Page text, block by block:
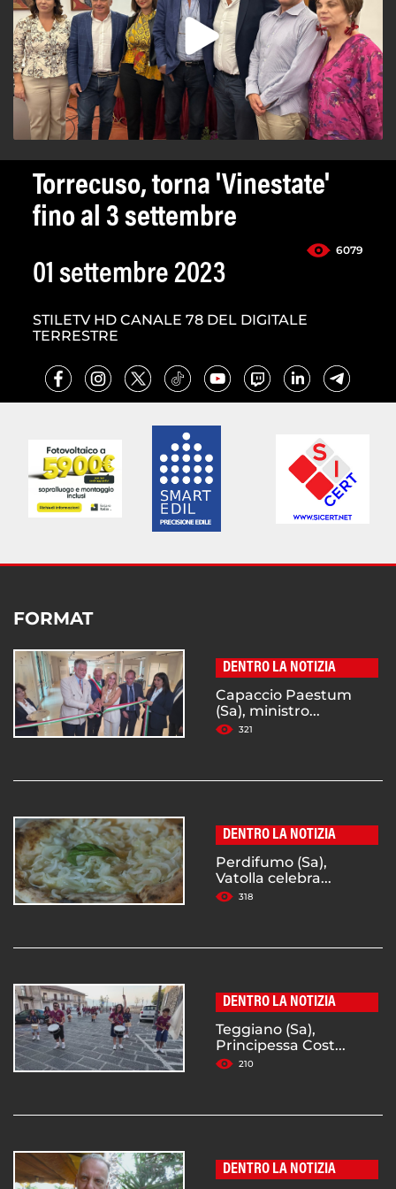
Torrecuso, torna 'Vinestate'
fino al 3 settembre
6079
01 settembre 2023
STILETV HD CANALE 78 DEL DIGITALE
TERRESTRE
FORMAT
DENTRO LA NOTIZIA
Capaccio Paestum
(Sa), ministro...
321
DENTRO LA NOTIZIA
Perdifumo (Sa),
Vatolla celebra...
318
DENTRO LA NOTIZIA
Teggiano (Sa),
Principessa Cost...
210
DENTRO LA NOTIZIA